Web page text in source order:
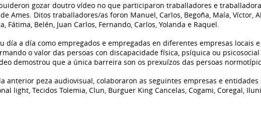
gozar doutro vídeo no que participaron traballadores e
Ames. Ditos traballadores/as foron Manuel, Carlos, Begoña, Maía, Víctor,
Fátima, Belén, Juan Carlos, Fernando, Carlos, Yolanda e Raquel.
día a día como empregados e empregadas en diferentes empresas locais
o valor das persoas con discapacidade física, psíquica ou
demostrou que a única barreira son os prexuízos das persoas
anterior peza audiovisual, colaboraron as seguintes empresas e entidades
light, Tecidos Tolemia, Clun, Burguer King Cancelas, Cogami, Coregal,